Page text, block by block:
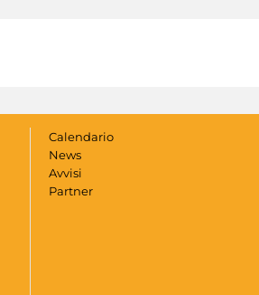
Calendario
News
Avvisi
Partner